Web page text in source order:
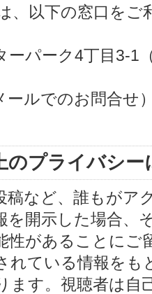
、以下の窓口をご
ーパーク4丁目3-1
ールでのお問合せ
のプライバシー
稿など、誰もがア
を開示した場合、
性があることに
れている情報を
ます。視聴者は自